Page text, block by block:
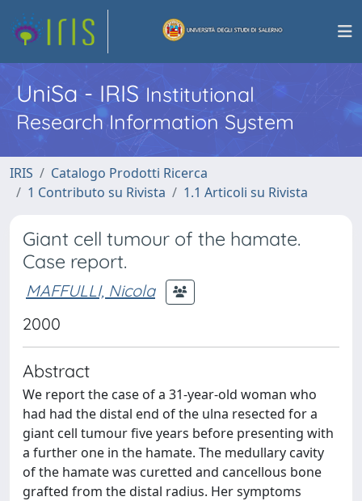
UniSa - IRISInstitutional
Research Information System
IRIS
Catalogo Prodotti Ricerca
1 Contributo su Rivista
1.1 Articoli su Rivista
Giant cell tumour of the hamate.
Case report.
MAFFULLI, Nicola
2000
Abstract
We report the case of a 31-year-old woman who
had had the distal end of the ulna resected for a
giant cell tumour five years before presenting with
a further one in the hamate. The medullary cavity
of the hamate was curetted and cancellous bone
grafted from the distal radius. Her symptoms